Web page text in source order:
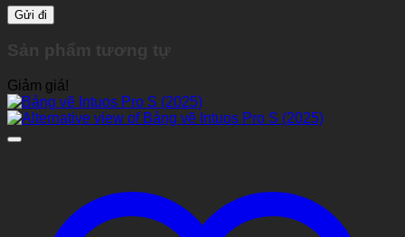
Sản phẩm tương tự
Giảm giá!